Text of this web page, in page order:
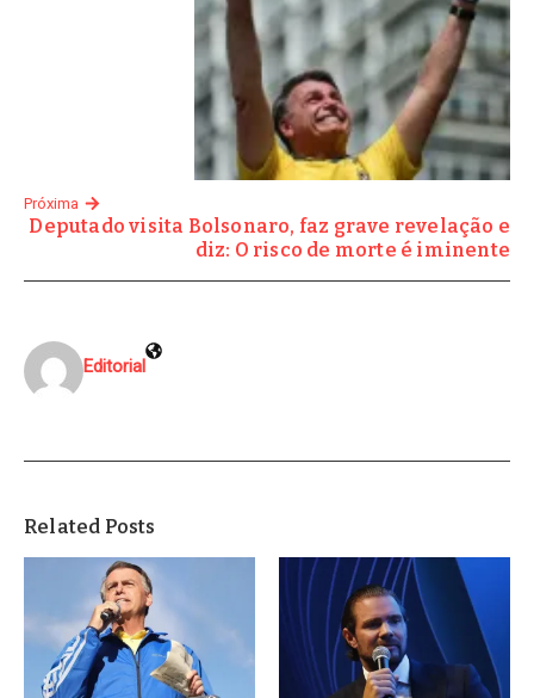
Próxima
Deputado visita Bolsonaro, faz grave revelação e
diz: O risco de morte é iminente
Editorial
Related Posts